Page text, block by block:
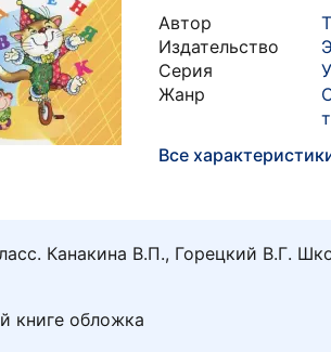
Автор
Издательство
Серия
Жанр
Все
Канакина В.П., Горецкий В.Г.
книге обложка